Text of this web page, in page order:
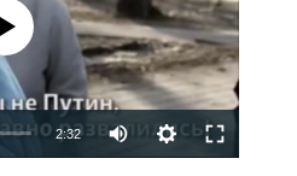
currently available
2:32